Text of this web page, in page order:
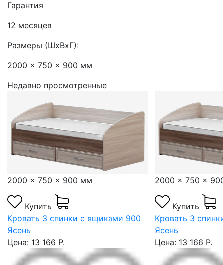
Гарантия
12 месяцев
Размеры (ШхВхГ):
2000 x 750 x 900 мм
Недавно просмотренные
2000 x 750 x 900 мм
Купить
Кровать 3 спинки с ящиками 900
Ясень
Цена: 13 166 Р.
2000 x 750 x
Купить
Кровать 3
Ясень
Цена: 13 166 Р.